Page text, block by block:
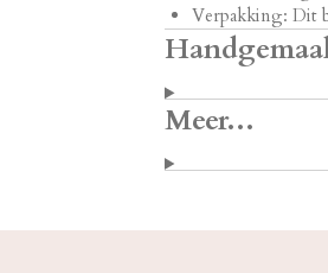
Verpakking: Dit
Meer...